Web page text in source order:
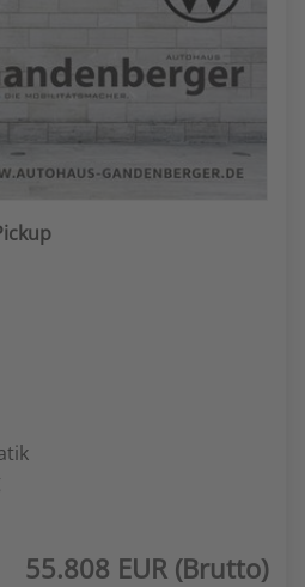
55.808 EUR (Brutto)